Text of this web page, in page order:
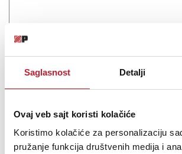
Saglasnost Detalji
Ovaj veb sajt koristi kolačiće
Koristimo kolačiće za personalizaciju
pružanje funkcija društvenih medija i
Šifra: 20953